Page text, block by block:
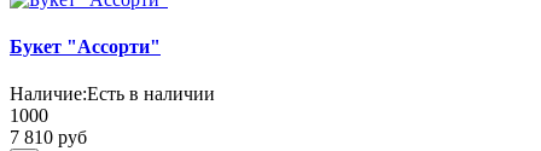
Букет "Ассорти"
Наличие:Есть в наличии
1000
7 810 руб